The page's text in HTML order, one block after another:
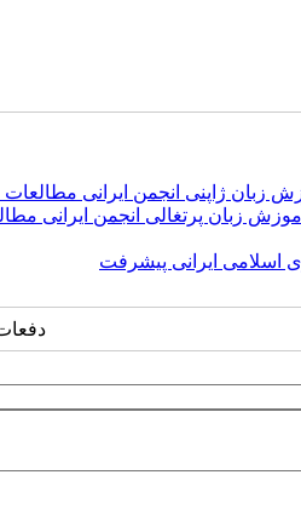
ژاپنی انجمن ایرانی مطالعات جهان با
زبان پرتغالی انجمن ایرانی
اسلامی ایرانی پیشرفت
دفعات